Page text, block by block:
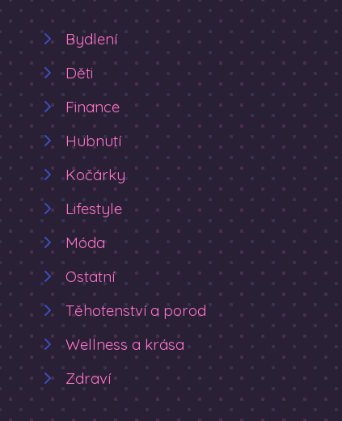
Bydlení
Děti
Finance
Hubnutí
Kočárky
Lifestyle
Móda
Ostatní
Těhotenství a porod
Wellness a krása
Zdraví